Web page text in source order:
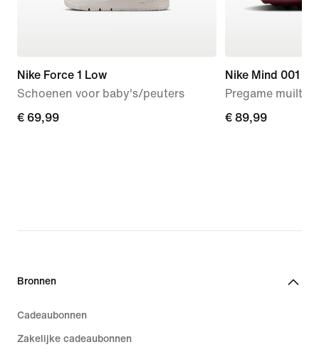
Nike Force 1 Low
Schoenen voor baby's/peuters
€ 69,99
€ 69,99
Nike Mind 001
Pregame
€ 89,99
€ 89,99
Bronnen
Cadeaubonnen
Zakelijke cadeaubonnen